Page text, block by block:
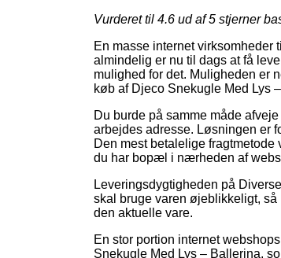
Vurderet til 4.6 ud af 5 stjerner
En masse internet
almindelig er nu til dags at få
mulighed for det. Muligheden er
køb af Djeco Snekugle Med Lys
Du burde på samme måde
arbejdes adresse. Løsningen er
Den mest betalelige
du har bopæl i nærheden af
Leveringsdygtigheden på
skal bruge varen øjeblikkeligt,
den aktuelle vare.
En stor portion internet
Snekugle Med Lys – Ballerina,